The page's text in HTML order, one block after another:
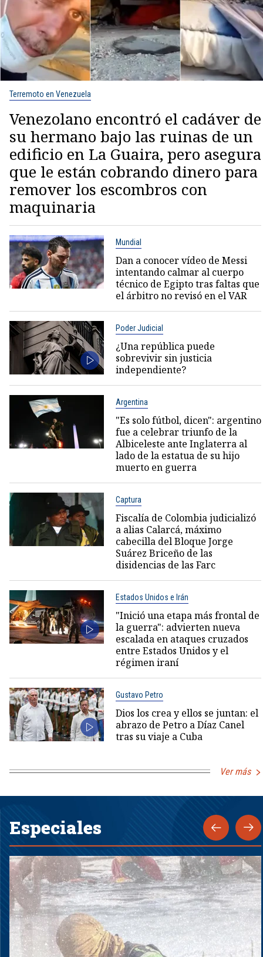
Terremoto en Venezuela
Venezolano encontró el cadáver de
su hermano bajo las ruinas de un
edificio en La Guaira, pero asegura
que le están cobrando dinero para
remover los escombros con
maquinaria
Mundial
Dan a conocer vídeo de Messi
intentando calmar al cuerpo
técnico de Egipto tras faltas que
el árbitro no revisó en el VAR
Poder Judicial
¿Una república puede
sobrevivir sin justicia
independiente?
Argentina
"Es solo fútbol, dicen": argentino
fue a celebrar triunfo de la
Albiceleste ante Inglaterra al
lado de la estatua de su hijo
muerto en guerra
Captura
Fiscalía de Colombia judicializó
a alias Calarcá, máximo
cabecilla del Bloque Jorge
Suárez Briceño de las
disidencias de las Farc
Estados Unidos e Irán
"Inició una etapa más frontal de
la guerra": advierten nueva
escalada en ataques cruzados
entre Estados Unidos y el
régimen iraní
Gustavo Petro
Dios los crea y ellos se juntan: el
abrazo de Petro a Díaz Canel
tras su viaje a Cuba
Ver más
Especiales